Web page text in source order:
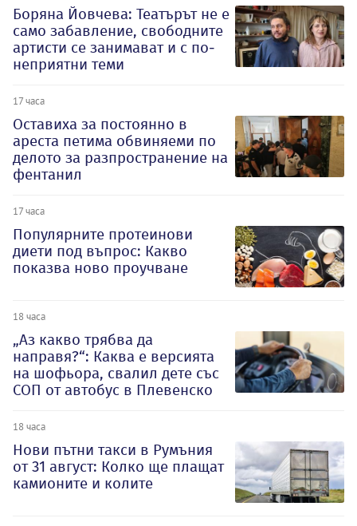
Боряна Йовчева: Театърът не е
само забавление, свободните
артисти се занимават и с по-
неприятни теми
17 часа
Оставиха за постоянно в
ареста петима обвиняеми по
делото за разпространение на
фентанил
17 часа
Популярните протеинови
диети под въпрос: Какво
показва ново проучване
18 часа
„Аз какво трябва да
направя?“: Каква е версията
на шофьора, свалил дете със
СОП от автобус в Плевенско
18 часа
Нови пътни такси в Румъния
от 31 август: Колко ще плащат
камионите и колите